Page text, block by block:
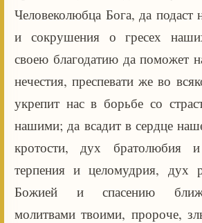
Человеколюбца Бога, да подаст
и сокрушения о гресех
своею благодатию да поможет
нечестия, преспевати же во
укрепит нас в борьбе со
нашими; да всадит в сердце
кротости, дух братолюбия
терпения и целомудрия, дух
Божией и спасению
молитвами твоими, пророче,